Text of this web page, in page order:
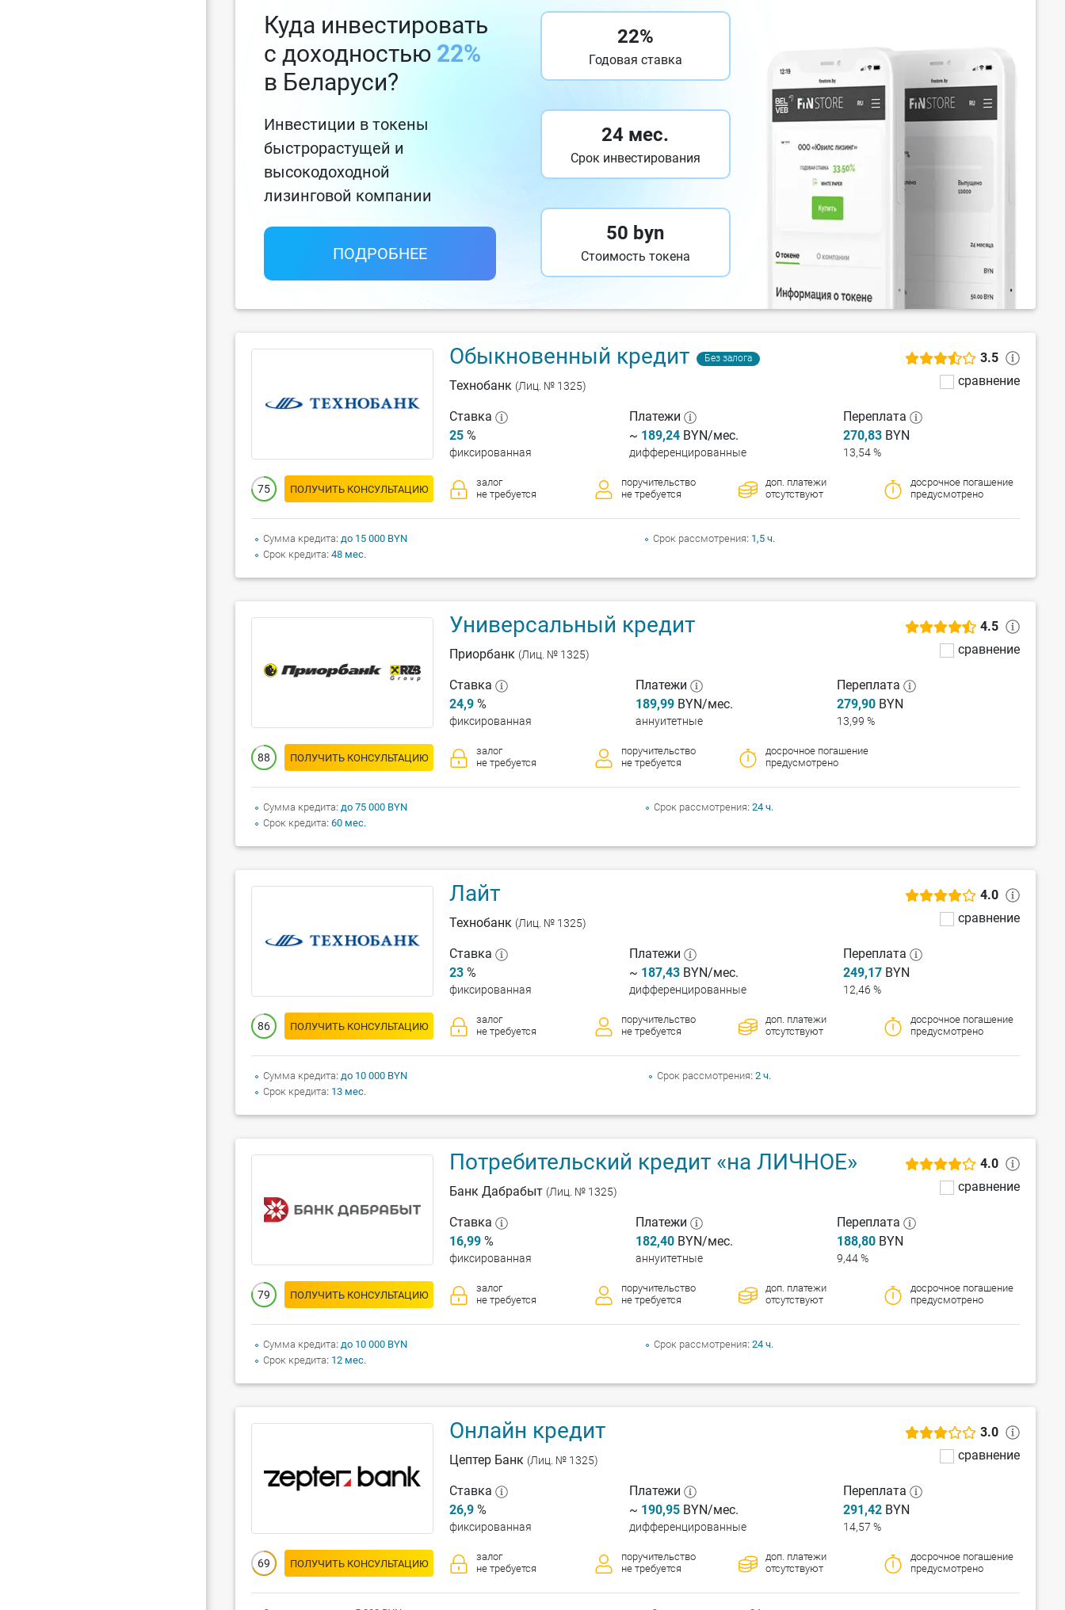
Куда инвестировать
с доходностью 22%
в Беларуси?
Инвестиции в токены
быстрорастущей и
высокодоходной
лизинговой компании
ПОДРОБНЕЕ
22%
Годовая ставка
24 мес.
Срок инвестирования
50 byn
Стоимость токена
Обыкновенный кредит Без залога
Технобанк (Лиц. № 1325)
3.5
сравнение
Ставка
25 %
фиксированная
Платежи
~ 189,24BYN/мес.
дифференцированные
Переплата
270,83 BYN
13,54 %
75 ПОЛУЧИТЬ КОНСУЛЬТАЦИЮ
залог
не требуется
поручительство
не требуется
доп. платежи
отсутствуют
досрочное погашение
предусмотрено
Сумма кредита до 15 000 BYN
Срок кредита 48 мес.
Срок рассмотрения 1,5 ч.
Универсальный кредит
Приорбанк (Лиц. № 1325)
4.5
сравнение
Ставка
24,9 %
фиксированная
Платежи
189,99 BYN/мес.
аннуитетные
Переплата
279,90 BYN
13,99 %
88 ПОЛУЧИТЬ КОНСУЛЬТАЦИЮ
залог
не требуется
поручительство
не требуется
досрочное погашение
предусмотрено
Сумма кредита до 75 000 BYN
Срок кредита 60 мес.
Срок рассмотрения 24 ч.
Лайт
Технобанк (Лиц. № 1325)
4.0
сравнение
Ставка
23 %
фиксированная
Платежи
~ 187,43BYN/мес.
дифференцированные
Переплата
249,17 BYN
12,46 %
86 ПОЛУЧИТЬ КОНСУЛЬТАЦИЮ
залог
не требуется
поручительство
не требуется
доп. платежи
отсутствуют
досрочное погашение
предусмотрено
Сумма кредита до 10 000 BYN
Срок кредита 13 мес.
Срок рассмотрения 2 ч.
Потребительский кредит «на ЛИЧНОЕ»
Банк Дабрабыт (Лиц. № 1325)
4.0
сравнение
Ставка
16,99 %
фиксированная
Платежи
182,40 BYN/мес.
аннуитетные
Переплата
188,80 BYN
9,44 %
79 ПОЛУЧИТЬ КОНСУЛЬТАЦИЮ
залог
не требуется
поручительство
не требуется
доп. платежи
отсутствуют
досрочное погашение
предусмотрено
Сумма кредита до 10 000 BYN
Срок кредита 12 мес.
Срок рассмотрения 24 ч.
Онлайн кредит
Цептер Банк (Лиц. № 1325)
3.0
сравнение
Ставка
26,9 %
фиксированная
Платежи
~ 190,95BYN/мес.
дифференцированные
Переплата
291,42 BYN
14,57 %
69 ПОЛУЧИТЬ КОНСУЛЬТАЦИЮ
залог
не требуется
поручительство
не требуется
доп. платежи
отсутствуют
досрочное погашение
предусмотрено